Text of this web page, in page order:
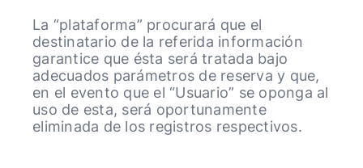
La “plataforma” procurará que el
destinatario de la referida información
garantice que ésta será tratada bajo
adecuados parámetros de reserva y que,
en el evento que el “Usuario” se oponga al
uso de esta, será oportunamente
eliminada de los registros respectivos.